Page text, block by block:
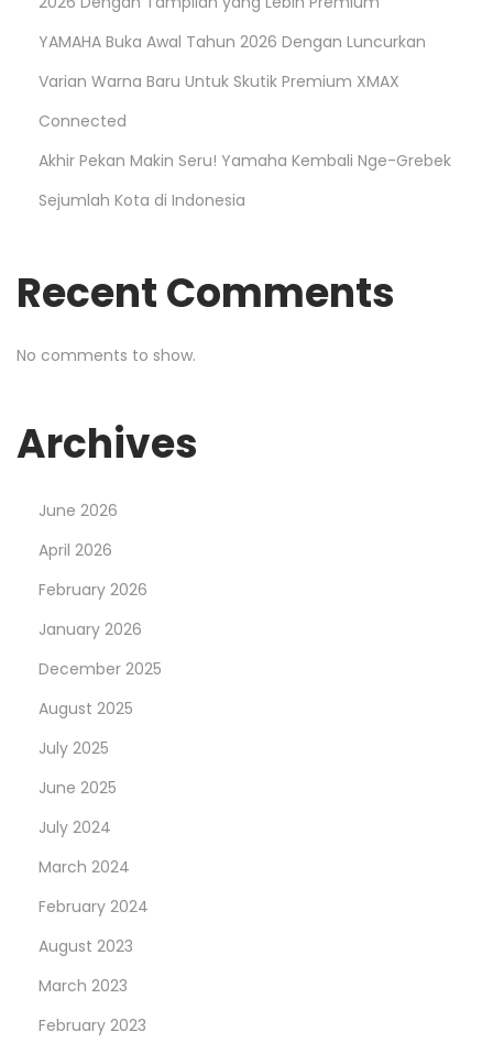
YAMAHA Buka Awal Tahun 2026 Dengan Luncurkan
Varian Warna Baru Untuk Skutik Premium XMAX
Connected
Akhir Pekan Makin Seru! Yamaha Kembali Nge-Grebek
Sejumlah Kota di Indonesia
Recent Comments
No comments to show.
Archives
June 2026
April 2026
February 2026
January 2026
December 2025
August 2025
July 2025
June 2025
July 2024
March 2024
February 2024
August 2023
March 2023
February 2023